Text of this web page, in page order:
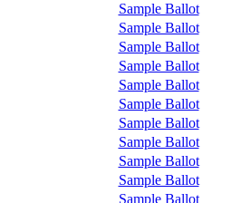
Sample Ballot
Sample Ballot
Sample Ballot
Sample Ballot
Sample Ballot
Sample Ballot
Sample Ballot
Sample Ballot
Sample Ballot
Sample Ballot
Sample Ballot